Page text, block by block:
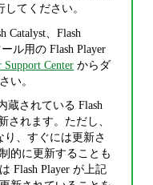
てください。
Catalyst、Flash
ル用の Flash Player
Support Center からダ
い。
蔵されている Flash
されます。ただし、
り、すぐには更新さ
的に更新することも
Flash Player が上記